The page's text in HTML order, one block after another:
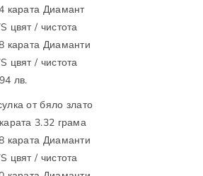
с
т
и
к
о
л
ч
е
с
т
в
карата Диамант
цвят / чистота
карата Диаманти
цвят / чистота
лв.
от бяло злато
3.32 грама
карата Диаманти
цвят / чистота